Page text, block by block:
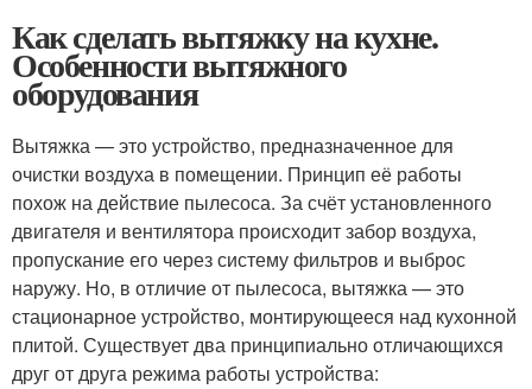
Как сделать вытяжку на кухне.
Особенности вытяжного
оборудования
Вытяжка — это устройство, предназначенное для
очистки воздуха в помещении. Принцип её работы
похож на действие пылесоса. За счёт установленного
двигателя и вентилятора происходит забор воздуха,
пропускание его через систему фильтров и выброс
наружу. Но, в отличие от пылесоса, вытяжка — это
стационарное устройство, монтирующееся над кухонной
плитой. Существует два принципиально отличающихся
друг от друга режима работы устройства: